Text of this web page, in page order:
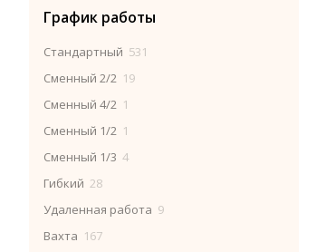
График работы
Стандартный 531
Сменный 2/2 19
Сменный 4/2 1
Сменный 1/2 1
Сменный 1/3 4
Гибкий 28
Удаленная работа 9
Вахта 167